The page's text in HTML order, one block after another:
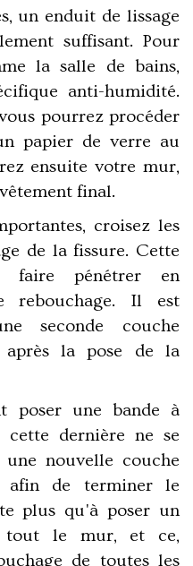
un enduit de lissage
suffisant. Pour
la salle de bains,
anti-humidité.
pourrez procéder
papier de verre au
ensuite votre mur,
final.
croisez les
de la fissure. Cette
faire pénétrer en
rebouchage. Il est
seconde couche
la pose de la
poser une bande à
dernière ne se
une nouvelle couche
afin de terminer le
plus qu'à poser un
tout le mur, et ce,
de toutes les